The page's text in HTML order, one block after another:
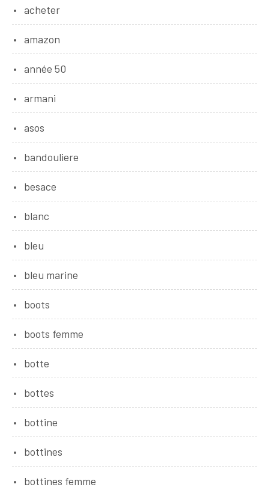
acheter
amazon
année 50
armani
asos
bandouliere
besace
blanc
bleu
bleu marine
boots
boots femme
botte
bottes
bottine
bottines
bottines femme